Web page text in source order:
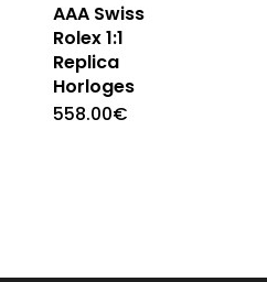
AAA Swiss
Rolex 1:1
Replica
Horloges
558.00€